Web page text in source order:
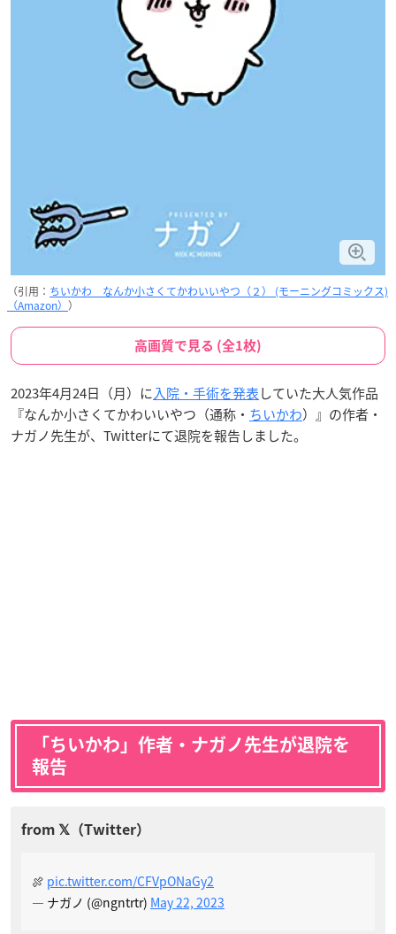
（引用： ちいかわ なんか小さくてかわいいやつ（２） (モーニングコミックス)
（Amazon） ）
高画質で見る (全1枚)
2023年4月24日（月）に入院・手術を発表していた大人気作品
『なんか小さくてかわいいやつ（通称・ ちいかわ）』の作者・
ナガノ先生が、Twitterにて退院を報告しました。
「ちいかわ」作者・ナガノ先生が退院を
報告
🍖 pic.twitter.com/CFVpONaGy2
— ナガノ (@ngntrtr) May 22, 2023